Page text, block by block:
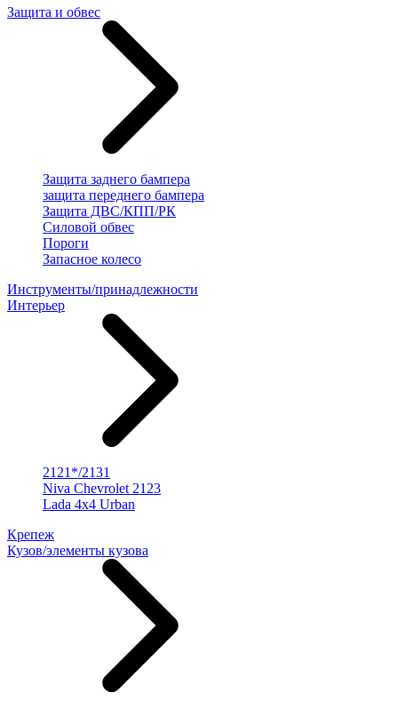
Защита и обвес
Защита заднего бампера
защита переднего бампера
Защита ДВС/КПП/РК
Силовой обвес
Пороги
Запасное колесо
Инструменты/принадлежности
Интерьер
2121*/2131
Niva Chevrolet 2123
Lada 4x4 Urban
Крепеж
Кузов/элементы кузова